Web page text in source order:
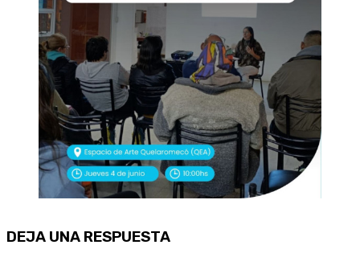
DEJA UNA RESPUESTA